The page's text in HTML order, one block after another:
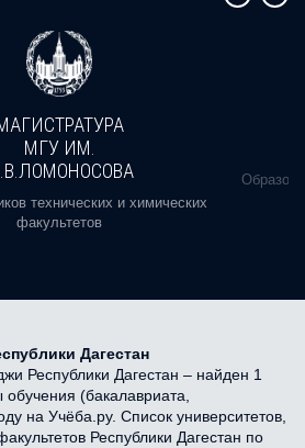
МГУ ИМ.
технических и химических
факультетов
Дагестан
Республики Дагестан – найден 1
(бакалавриата,
на Учёба.ру. Список университетов,
Республики Дагестан по